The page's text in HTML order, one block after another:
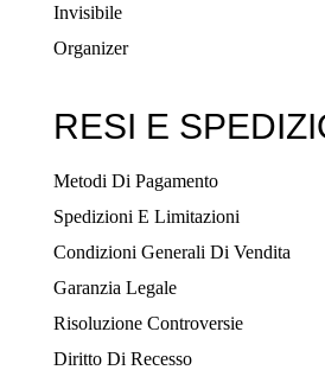
Invisibile
Organizer
RESI E
Metodi Di Pagamento
Spedizioni E Limitazioni
Condizioni Generali Di Vendita
Garanzia Legale
Risoluzione Controversie
Diritto Di Recesso